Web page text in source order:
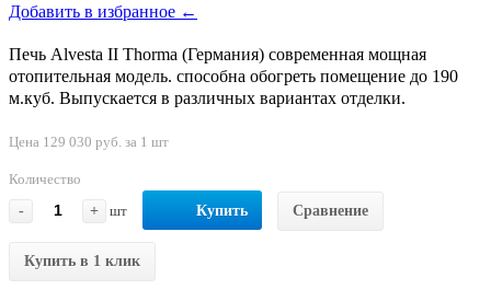
Добавить в избранное ←
Печь Alvesta II Thorma (Германия) современная мощная
отопительная модель. способна обогреть помещение до 190
м.куб. Выпускается в различных вариантах отделки.
Цена 129 030 руб. за 1 шт
Количество
-
+ шт Купить Сравнение
Купить в 1 клик